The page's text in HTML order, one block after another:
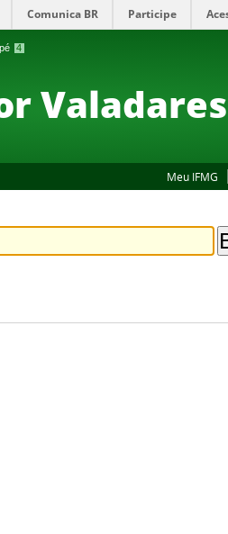
4
Comunica BR Participe
Valadares
Meu IFMG